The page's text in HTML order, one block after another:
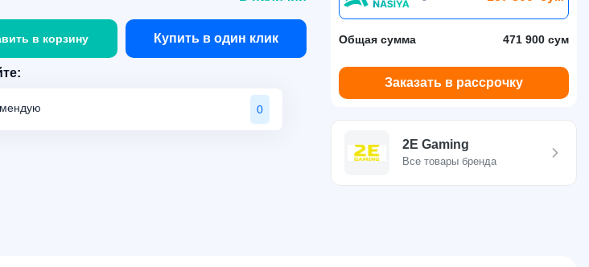
в корзину Купить в один клик
0
Общая сумма 471 900 сум
Заказать в рассрочку
2E Gaming
Все товары бренда